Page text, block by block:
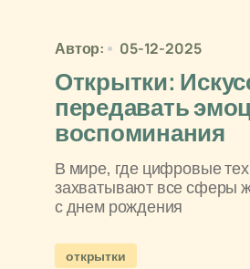
Автор: 05-12-2025
Открытки:
передавать
воспоминания
В мире, где цифровые
захватывают все сферы
с днем рождения
открытки